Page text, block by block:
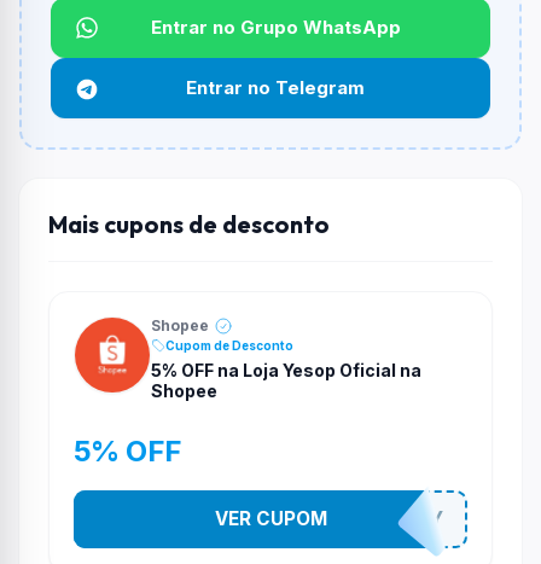
Funciona em qualquer produto?
Não necessariamente. Depende de itens participantes
e alguns vendedores ou produtos especificos podem
não aceitar cupons.
Entrar no Grupo WhatsApp
Entrar no Telegram
Mais cupons de desconto
Shopee
Cupom de Desconto
5% OFF na Loja Yesop Oficial na
Shopee
5% OFF
YESO274Y
VER CUPOM